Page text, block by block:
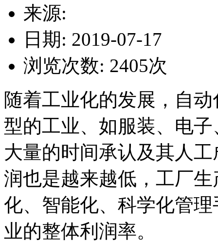
来源:
日期: 2019-07-17
浏览次数: 2405次
随着工业化的发展，自
型的工业、如服装、电
大量的时间承认及其人
润也是越来越低，工厂
化、智能化、科学化管
业的整体利润率。